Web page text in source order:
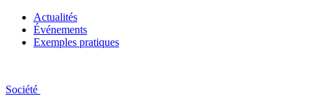
Actualités
Événements
Exemples pratiques
Société